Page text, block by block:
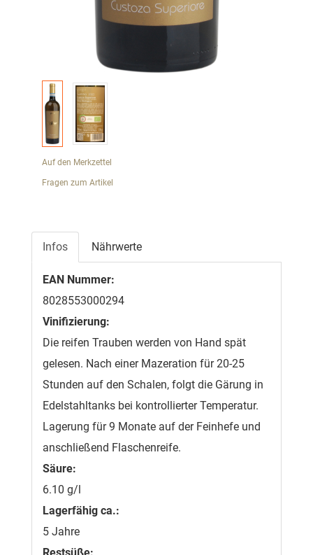
Auf den Merkzettel
Fragen zum Artikel
Infos Nährwerte
EAN Nummer:
8028553000294
Vinifizierung:
Die reifen Trauben werden von Hand spät
gelesen. Nach einer Mazeration für 20-25
Stunden auf den Schalen, folgt die Gärung in
Edelstahltanks bei kontrollierter Temperatur.
Lagerung für 9 Monate auf der Feinhefe und
anschließend Flaschenreife.
Säure:
6.10 g/l
Lagerfähig ca.:
5 Jahre